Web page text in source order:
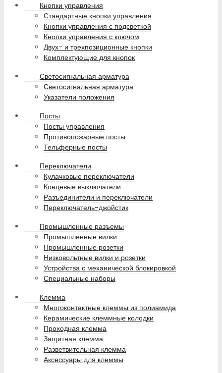
Кнопки управления
Стандартные кнопки управления
Кнопки управления с подсветкой
Кнопки управления с ключом
Двух- и трехпозиционные кнопки
Комплектующие для кнопок
Светосигнальная арматура
Светосигнальная арматура
Указатели положения
Посты
Посты управления
Противопожарные посты
Тельферные посты
Переключатели
Кулачковые переключатели
Концевые выключатели
Разъединители и переключатели
Переключатель-джойстик
Промышленные разъемы
Промышленные вилки
Промышленные розетки
Низковольтные вилки и розетки
Устройства с механической блокировкой
Специальные наборы
Клемма
Многоконтактные клеммы из полиамида
Керамические клеммные колодки
Проходная клемма
Защитная клемма
Разветвительная клемма
Аксессуары для клеммы